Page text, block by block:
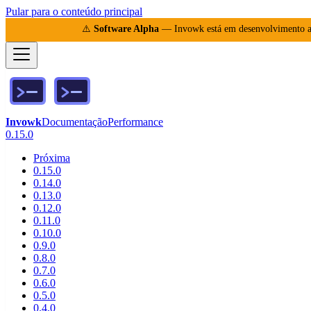
Pular para o conteúdo principal
⚠️ Software Alpha— Invowk está em desenvolvimento
InvowkDocumentaçãoPerformance
0.15.0
Próxima
0.15.0
0.14.0
0.13.0
0.12.0
0.11.0
0.10.0
0.9.0
0.8.0
0.7.0
0.6.0
0.5.0
0.4.0